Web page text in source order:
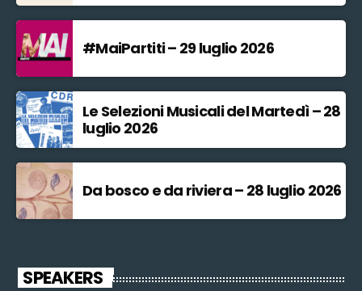
#MaiPartiti – 29 luglio 2026
Le Selezioni Musicali del Martedì – 28
luglio 2026
Da bosco e da riviera – 28 luglio 2026
SPEAKERS